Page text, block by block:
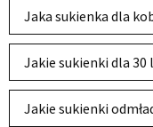
Jaka sukienka dla
Jakie sukienki dla 30
Jakie sukienki